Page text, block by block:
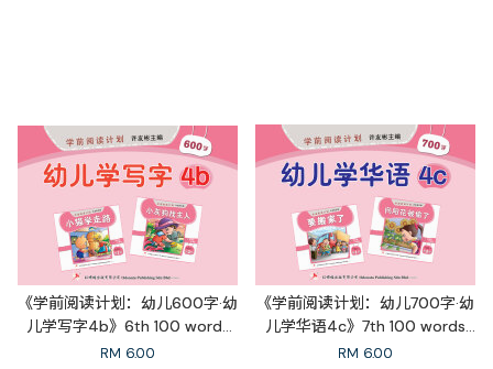
《学前阅读计划：幼儿600字·幼
儿学写字4b》6th 100 words
Learn to Write 4b
RM 6.00
《学前阅读计划：幼儿700字·幼
儿学华语4c》7th 100 words
Learn Mandarin 4c
RM 6.00